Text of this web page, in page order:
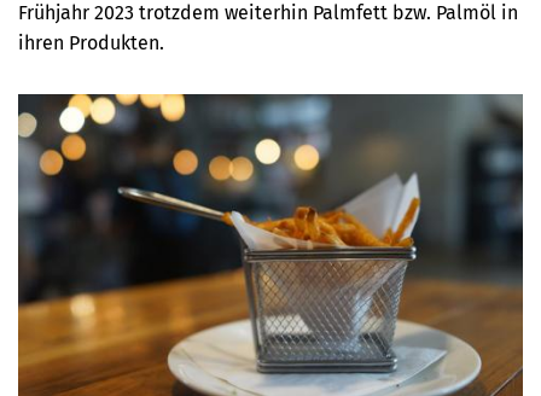
Frühjahr 2023 trotzdem weiterhin Palmfett bzw. Palmöl in
ihren Produkten.